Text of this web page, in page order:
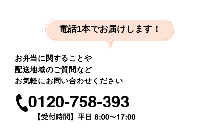
電話1本でお届けします！
お弁当に関することや
配送地域のご質問など
お気軽にお問い合わせください